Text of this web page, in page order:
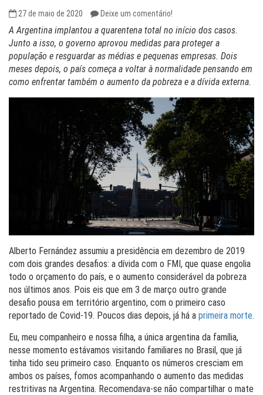
27 de maio de 2020 Deixe um comentário!
A Argentina implantou a quarentena total no início dos casos.
Junto a isso, o governo aprovou medidas para proteger a
população e resguardar as médias e pequenas empresas. Dois
meses depois, o país começa a voltar à normalidade pensando em
como enfrentar também o aumento da pobreza e a dívida externa.
Alberto Fernández assumiu a presidência em dezembro de 2019
com dois grandes desafios: a dívida com o FMI, que quase engolia
todo o orçamento do país, e o aumento considerável da pobreza
nos últimos anos. Pois eis que em 3 de março outro grande
desafio pousa em território argentino, com o primeiro caso
reportado de Covid-19. Poucos dias depois, já há a primeira morte.
Eu, meu companheiro e nossa filha, a única argentina da família,
nesse momento estávamos visitando familiares no Brasil, que já
tinha tido seu primeiro caso. Enquanto os números cresciam em
ambos os países, fomos acompanhando o aumento das medidas
restritivas na Argentina. Recomendava-se não compartilhar o mate